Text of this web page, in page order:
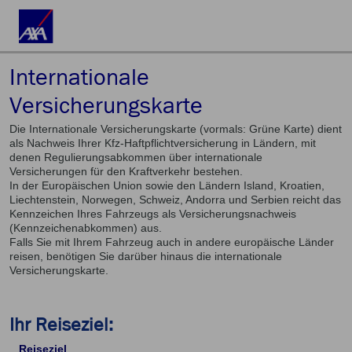
Internationale
Versicherungskarte
Die Internationale Versicherungskarte (vormals: Grüne Karte) dient
als Nachweis Ihrer Kfz-Haftpflichtversicherung in Ländern, mit
denen Regulierungsabkommen über internationale
Versicherungen für den Kraftverkehr bestehen.
In der Europäischen Union sowie den Ländern Island, Kroatien,
Liechtenstein, Norwegen, Schweiz, Andorra und Serbien reicht das
Kennzeichen Ihres Fahrzeugs als Versicherungsnachweis
(Kennzeichenabkommen) aus.
Falls Sie mit Ihrem Fahrzeug auch in andere europäische Länder
reisen, benötigen Sie darüber hinaus die internationale
Versicherungskarte.
Ihr Reiseziel:
Reiseziel